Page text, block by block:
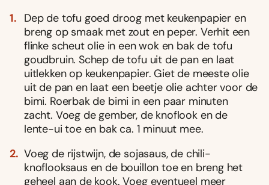
Dep de tofu goed droog met keukenpapier en
breng op smaak met zout en peper. Verhit een
flinke scheut olie in een wok en bak de tofu
goudbruin. Schep de tofu uit de pan en laat
uitlekken op keukenpapier. Giet de meeste olie
uit de pan en laat een beetje olie achter voor de
bimi. Roerbak de bimi in een paar minuten
zacht. Voeg de gember, de knoflook en de
lente-ui toe en bak ca. 1 minuut mee.
Voeg de rijstwijn, de sojasaus, de chili-
knoflooksaus en de bouillon toe en breng het
geheel aan de kook. Voeg eventueel meer